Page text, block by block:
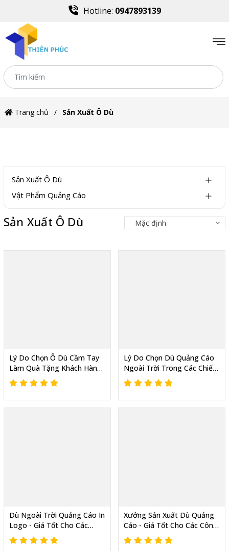
Hotline: 0947893139
Trang chủ Sản Xuất Ô Dù
Sản Xuất Ô Dù
Vật Phẩm Quảng Cáo
Sản Xuất Ô Dù
Lý Do Chọn Ô Dù Cầm Tay
Làm Quà Tặng Khách Hàng
Mang Lại Hiệu Quả
Marketing Cao
Lý Do Chọn Dù Quảng Cáo
Ngoài Trời Trong Các Chiến
Dịch Quảng Cáo Giới Thiệu
Sản Phẩm
Dù Ngoài Trời Quảng Cáo In
Logo - Giá Tốt Cho Các
Công Ty Viễn Thông Tặng
Cửa Hàng
Xưởng Sản Xuất Dù Quảng
Cáo - Giá Tốt Cho Các Công
Ty Dầu Nhờn Làm Quà
Tặng Đại Lý